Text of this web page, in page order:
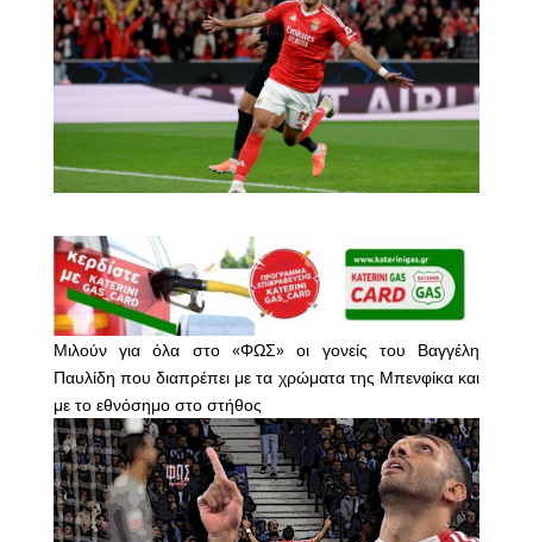
Μιλούν για όλα στο «ΦΩΣ» οι γονείς του Βαγγέλη
Παυλίδη που διαπρέπει με τα χρώματα της Μπενφίκα και
με το εθνόσημο στο στήθος